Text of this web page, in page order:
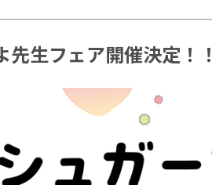
先生フェア開催決定！